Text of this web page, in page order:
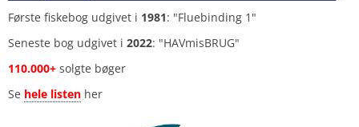
Første fiskebog udgivet i 1981: "Fluebinding 1"
Seneste bog udgivet i 2022: "HAVmisBRUG"
110.000+ solgte bøger
Se hele listen her